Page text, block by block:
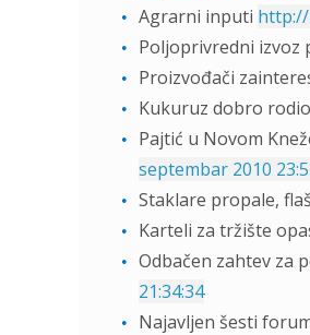
Agrarni inputi
Poljoprivredni izvoz
Proizvođači
Kukuruz dobro rodio
Pajtić u Novom
septembar 2010
Staklare propale,
Karteli za tržište
Odbačen zahtev za
21:34:34
Najavljen šesti